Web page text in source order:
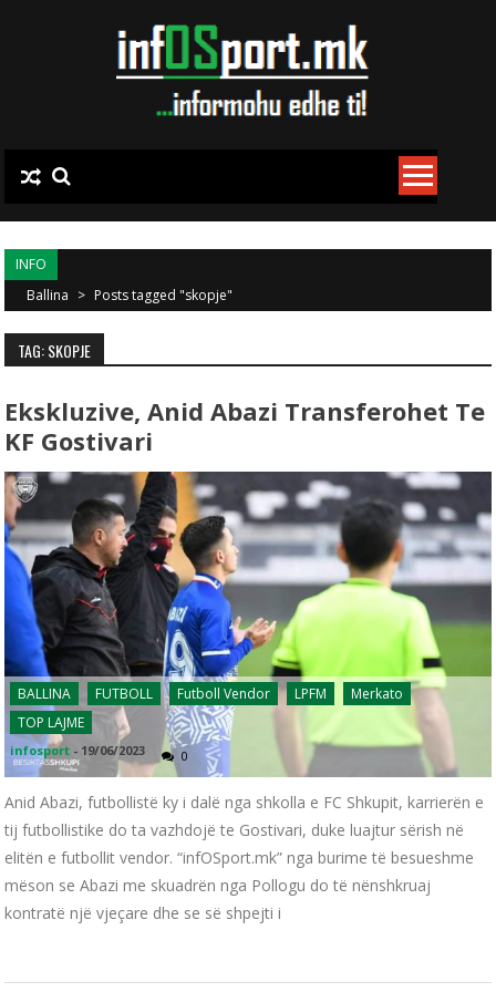
INFO
Ballina > Posts tagged "skopje"
TAG: SKOPJE
Ekskluzive, Anid Abazi Transferohet Te
KF Gostivari
BALLINA FUTBOLL Futboll Vendor LPFM
Merkato
TOP LAJME
infosport - 19/06/2023 0
Anid Abazi, futbollistë ky i dalë nga shkolla e FC Shkupit, karrierën e
tij futbollistike do ta vazhdojë te Gostivari, duke luajtur sërish në
elitën e futbollit vendor. “infOSport.mk” nga burime të besueshme
mëson se Abazi me skuadrën nga Pollogu do të nënshkruaj
kontratë një vjeçare dhe se së shpejti i